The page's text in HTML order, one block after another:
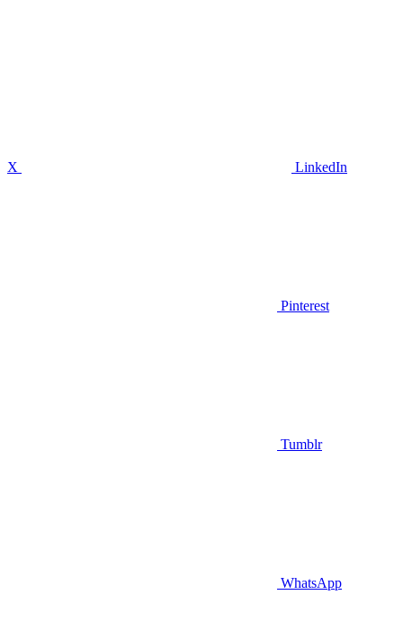
X LinkedIn
Pinterest
Tumblr
WhatsApp